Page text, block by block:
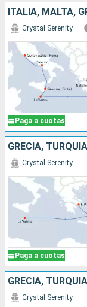
ITALIA, MALTA,
Paga a cuotas
Crystal Serenity
GRECIA,
Paga a cuotas
Crystal Serenity
GRECIA,
Crystal Serenity